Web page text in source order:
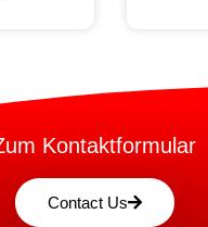
Kontaktformular
Contact Us